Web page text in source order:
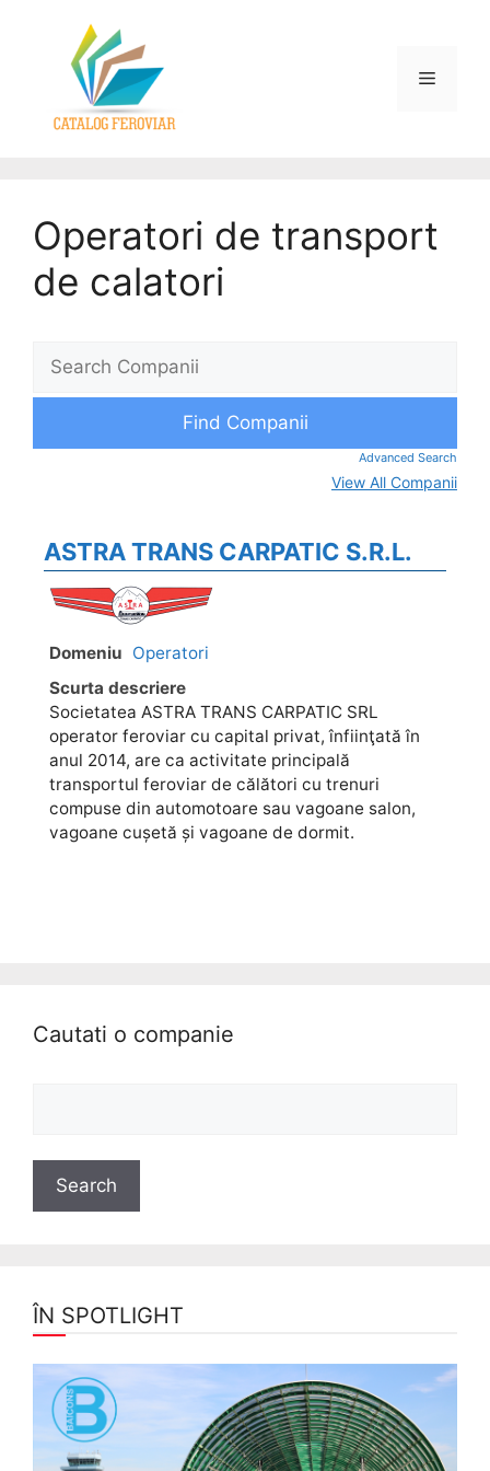
Operatori de transport
de calatori
Advanced Search
View All Companii
ASTRA TRANS CARPATIC S.R.L.
Domeniu Operatori
Scurta descriere
Societatea ASTRA TRANS CARPATIC SRL
operator feroviar cu capital privat, înfiinţată în
anul 2014, are ca activitate principală
transportul feroviar de călători cu trenuri
compuse din automotoare sau vagoane salon,
vagoane cușetă și vagoane de dormit.
Cautati o companie
ÎN SPOTLIGHT